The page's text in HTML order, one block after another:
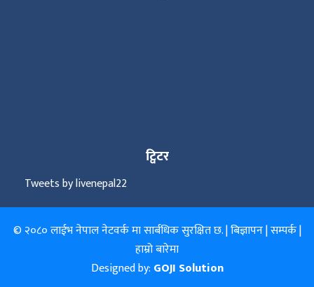
ट्विटर
Tweets by livenepal22
© २०८० लाईभ नेपाल नेटवर्क मा सार्बधिक सुरक्षित छ. |बिज्ञापन|सम्पर्क|
हाम्रो बारेमा
Designed by: GOJI Solution